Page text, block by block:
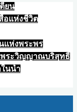
ยน
อแห่งชีวิต
แห่งพระพร
พระวิญญาณบริสุทธิ์
นน้ำ